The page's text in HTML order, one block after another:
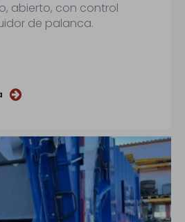
abierto, con control
de palanca.